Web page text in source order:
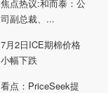
焦点热议:和而泰：公
司副总裁、...
7月2日ICE期棉价格
小幅下跌
看点：PriceSeek提